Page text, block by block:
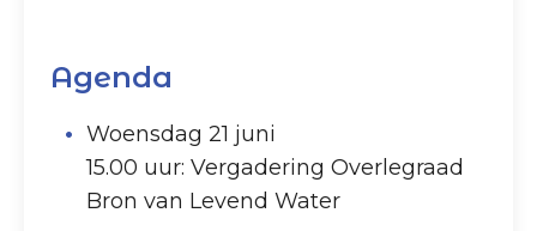
Agenda
Woensdag 21 juni
15.00 uur: Vergadering Overlegraad
Bron van Levend Water